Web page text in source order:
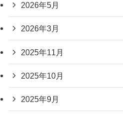
2026年5月
2026年3月
2025年11月
2025年10月
2025年9月